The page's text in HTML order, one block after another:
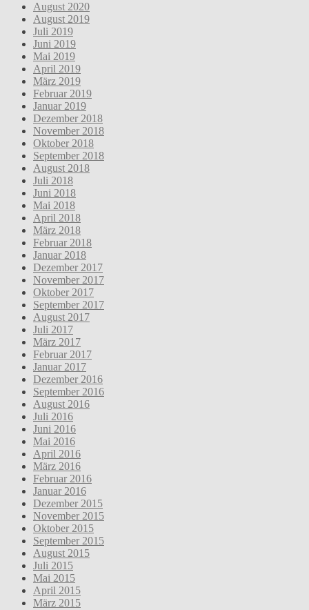
August 2020
August 2019
Juli 2019
Juni 2019
Mai 2019
April 2019
März 2019
Februar 2019
Januar 2019
Dezember 2018
November 2018
Oktober 2018
September 2018
August 2018
Juli 2018
Juni 2018
Mai 2018
April 2018
März 2018
Februar 2018
Januar 2018
Dezember 2017
November 2017
Oktober 2017
September 2017
August 2017
Juli 2017
März 2017
Februar 2017
Januar 2017
Dezember 2016
September 2016
August 2016
Juli 2016
Juni 2016
Mai 2016
April 2016
März 2016
Februar 2016
Januar 2016
Dezember 2015
November 2015
Oktober 2015
September 2015
August 2015
Juli 2015
Mai 2015
April 2015
März 2015